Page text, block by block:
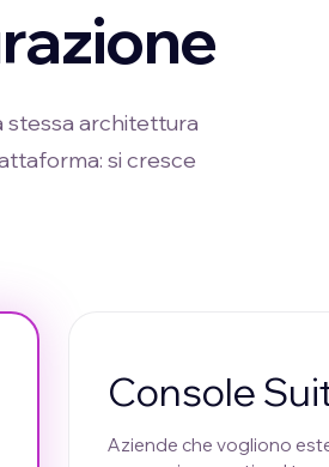
stessa architettura
si cresce
Console
Aziende che vogliono